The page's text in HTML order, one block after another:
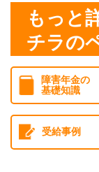
もっと
チラの
障害年金の
基礎知識
受給事例